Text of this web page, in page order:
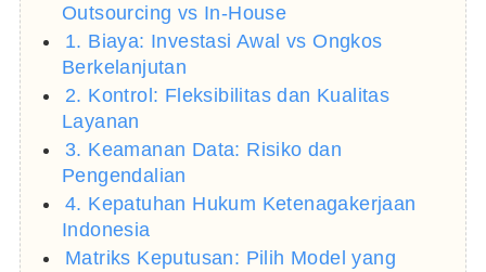
Outsourcing vs In-House
1. Biaya: Investasi Awal vs Ongkos
Berkelanjutan
2. Kontrol: Fleksibilitas dan Kualitas
Layanan
3. Keamanan Data: Risiko dan
Pengendalian
4. Kepatuhan Hukum Ketenagakerjaan
Indonesia
Matriks Keputusan: Pilih Model yang